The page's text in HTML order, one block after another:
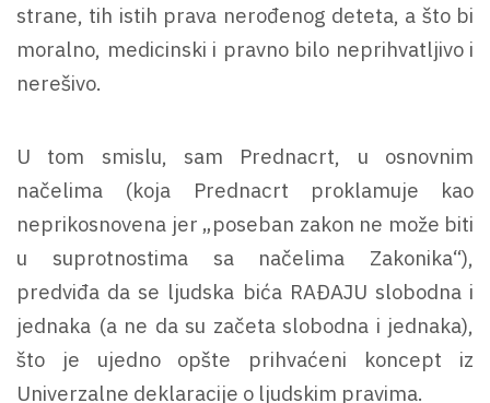
strane, tih istih prava nerođenog deteta, a što bi
moralno, medicinski i pravno bilo neprihvatljivo i
nerešivo.
U tom smislu, sam Prednacrt, u osnovnim
načelima (koja Prednacrt proklamuje kao
neprikosnovena jer „poseban zakon ne može biti
u suprotnostima sa načelima Zakonika“),
predviđa da se ljudska bića RAĐAJU slobodna i
jednaka (a ne da su začeta slobodna i jednaka),
što je ujedno opšte prihvaćeni koncept iz
Univerzalne deklaracije o ljudskim pravima.